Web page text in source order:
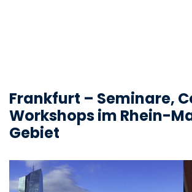
Frankfurt – Seminare,
Workshopsim Rhein-
Gebiet